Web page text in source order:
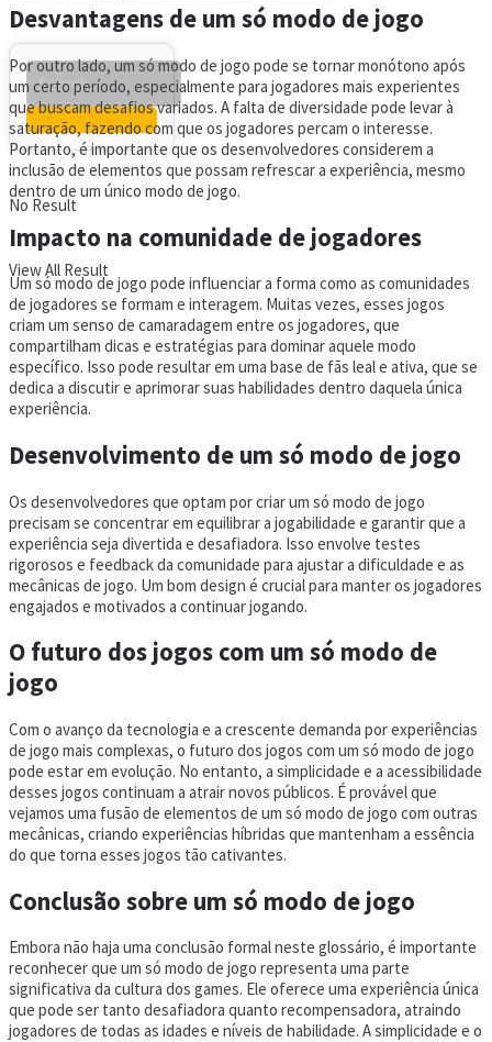
No Result
View All Result
Desvantagens de um só modo de jogo
Por outro lado, um só modo de jogo pode se tornar monótono após
um certo período, especialmente para jogadores mais experientes
que buscam desafios variados. A falta de diversidade pode levar à
saturação, fazendo com que os jogadores percam o interesse.
Portanto, é importante que os desenvolvedores considerem a
inclusão de elementos que possam refrescar a experiência, mesmo
dentro de um único modo de jogo.
Impacto na comunidade de jogadores
Um só modo de jogo pode influenciar a forma como as comunidades
de jogadores se formam e interagem. Muitas vezes, esses jogos
criam um senso de camaradagem entre os jogadores, que
compartilham dicas e estratégias para dominar aquele modo
específico. Isso pode resultar em uma base de fãs leal e ativa, que se
dedica a discutir e aprimorar suas habilidades dentro daquela única
experiência.
Desenvolvimento de um só modo de jogo
Os desenvolvedores que optam por criar um só modo de jogo
precisam se concentrar em equilibrar a jogabilidade e garantir que a
experiência seja divertida e desafiadora. Isso envolve testes
rigorosos e feedback da comunidade para ajustar a dificuldade e as
mecânicas de jogo. Um bom design é crucial para manter os jogadores
engajados e motivados a continuar jogando.
O futuro dos jogos com um só modo de
jogo
Com o avanço da tecnologia e a crescente demanda por experiências
de jogo mais complexas, o futuro dos jogos com um só modo de jogo
pode estar em evolução. No entanto, a simplicidade e a acessibilidade
desses jogos continuam a atrair novos públicos. É provável que
vejamos uma fusão de elementos de um só modo de jogo com outras
mecânicas, criando experiências híbridas que mantenham a essência
do que torna esses jogos tão cativantes.
Conclusão sobre um só modo de jogo
Embora não haja uma conclusão formal neste glossário, é importante
reconhecer que um só modo de jogo representa uma parte
significativa da cultura dos games. Ele oferece uma experiência única
que pode ser tanto desafiadora quanto recompensadora, atraindo
jogadores de todas as idades e níveis de habilidade. A simplicidade e o